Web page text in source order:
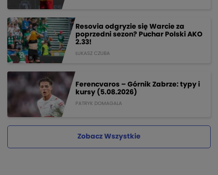
Resovia odgryzie się Warcie za
poprzedni sezon? Puchar Polski AKO
2.33!
ŁUKASZ CZUBA
Ferencvaros – Górnik Zabrze: typy i
kursy (5.08.2026)
PATRYK DOMAGALA
Zobacz Wszystkie